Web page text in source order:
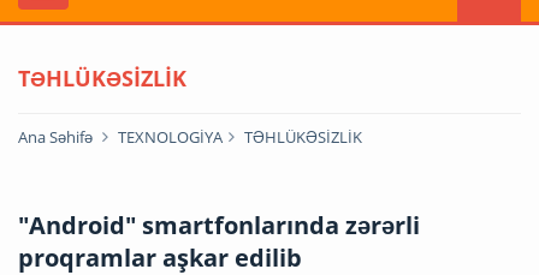
TƏHLÜKƏSİZLİK
Ana Səhifə TEXNOLOGİYA TƏHLÜKƏSİZLİK
"Android" smartfonlarında zərərli
proqramlar aşkar edilib